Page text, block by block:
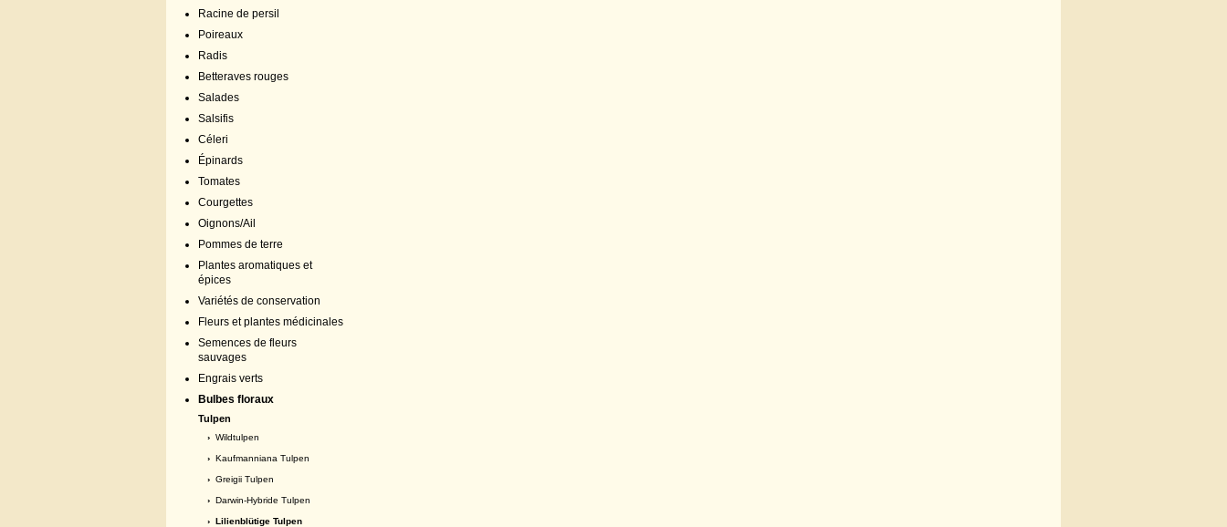
Racine de persil
Poireaux
Radis
Betteraves rouges
Salades
Salsifis
Céleri
Épinards
Tomates
Courgettes
Oignons/Ail
Pommes de terre
Plantes aromatiques et
épices
Variétés de conservation
Fleurs et plantes médicinales
Semences de fleurs
sauvages
Engrais verts
Bulbes floraux
Tulpen
› Wildtulpen
› Kaufmanniana Tulpen
› Greigii Tulpen
› Darwin-Hybride Tulpen
› Lilienblütige Tulpen